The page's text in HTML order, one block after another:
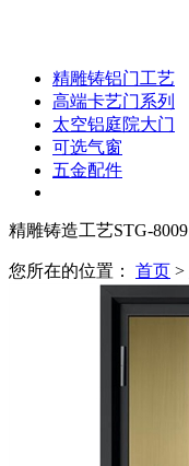
精雕铸铝门工艺
高端卡艺门系列
太空铝庭院大门
可选气窗
五金配件
精雕铸造工艺STG-8009
您所在的位置： 首页 >